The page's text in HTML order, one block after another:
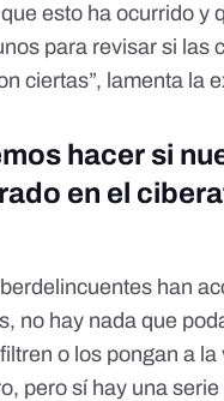
esto ha ocurrido y
para revisar si las
ciertas”, lamenta la
hacer si
en el
han
no hay nada que
o los pongan a la
, pero sí hay una serie